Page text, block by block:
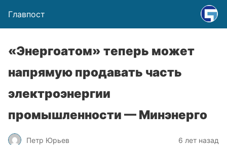
Главпост
«Энергоатом» теперь может
напрямую продавать часть
электроэнергии
промышленности — Минэнерго
Петр Юрьев 6 лет назад